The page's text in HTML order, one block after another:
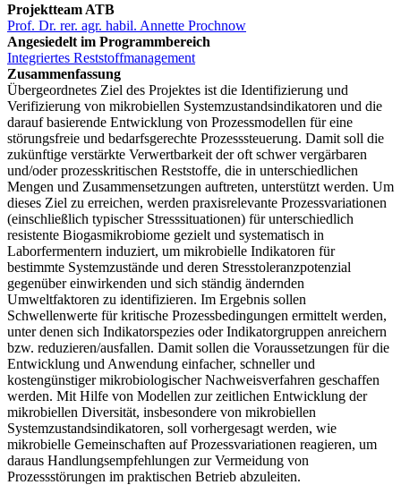
Projektteam ATB
Prof. Dr. rer. agr. habil. Annette Prochnow
Angesiedelt im Programmbereich
Integriertes Reststoffmanagement
Zusammenfassung
Übergeordnetes Ziel des Projektes ist die Identifizierung und
Verifizierung von mikrobiellen Systemzustandsindikatoren und die
darauf basierende Entwicklung von Prozessmodellen für eine
störungsfreie und bedarfsgerechte Prozesssteuerung. Damit soll die
zukünftige verstärkte Verwertbarkeit der oft schwer vergärbaren
und/oder prozesskritischen Reststoffe, die in unterschiedlichen
Mengen und Zusammensetzungen auftreten, unterstützt werden. Um
dieses Ziel zu erreichen, werden praxisrelevante Prozessvariationen
(einschließlich typischer Stresssituationen) für unterschiedlich
resistente Biogasmikrobiome gezielt und systematisch in
Laborfermentern induziert, um mikrobielle Indikatoren für
bestimmte Systemzustände und deren Stresstoleranzpotenzial
gegenüber einwirkenden und sich ständig ändernden
Umweltfaktoren zu identifizieren. Im Ergebnis sollen
Schwellenwerte für kritische Prozessbedingungen ermittelt werden,
unter denen sich Indikatorspezies oder Indikatorgruppen anreichern
bzw. reduzieren/ausfallen. Damit sollen die Voraussetzungen für die
Entwicklung und Anwendung einfacher, schneller und
kostengünstiger mikrobiologischer Nachweisverfahren geschaffen
werden. Mit Hilfe von Modellen zur zeitlichen Entwicklung der
mikrobiellen Diversität, insbesondere von mikrobiellen
Systemzustandsindikatoren, soll vorhergesagt werden, wie
mikrobielle Gemeinschaften auf Prozessvariationen reagieren, um
daraus Handlungsempfehlungen zur Vermeidung von
Prozessstörungen im praktischen Betrieb abzuleiten.